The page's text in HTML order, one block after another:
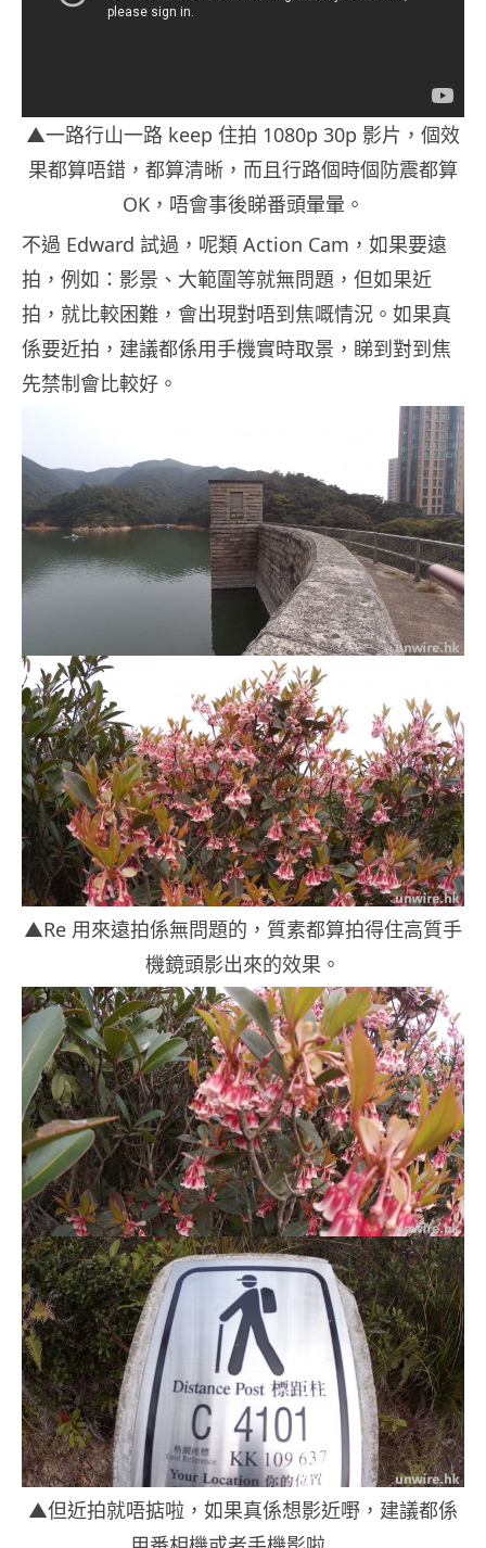
▲一路行山一路 keep 住拍 1080p 30p 影片，個效
果都算唔錯，都算清晰，而且行路個時個防震都算
OK，唔會事後睇番頭暈暈。
不過 Edward 試過，呢類 Action Cam，如果要遠
拍，例如：影景、大範圍等就無問題，但如果近
拍，就比較困難，會出現對唔到焦嘅情況。如果真
係要近拍，建議都係用手機實時取景，睇到對到焦
先禁制會比較好。
▲Re 用來遠拍係無問題的，質素都算拍得住高質手
機鏡頭影出來的效果。
▲但近拍就唔掂啦，如果真係想影近嘢，建議都係